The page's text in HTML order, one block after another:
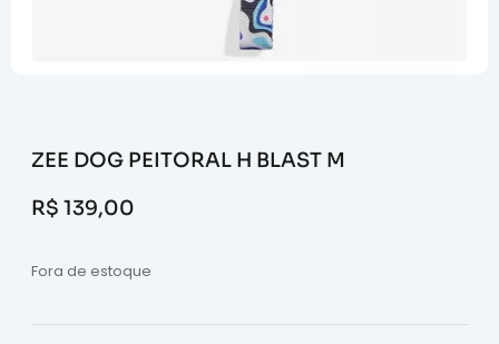
ZEE DOG PEITORAL H BLAST M
R$ 139,00
Fora de estoque